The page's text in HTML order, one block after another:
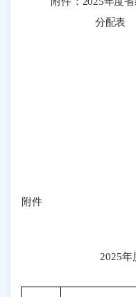
分配表
附件
2025